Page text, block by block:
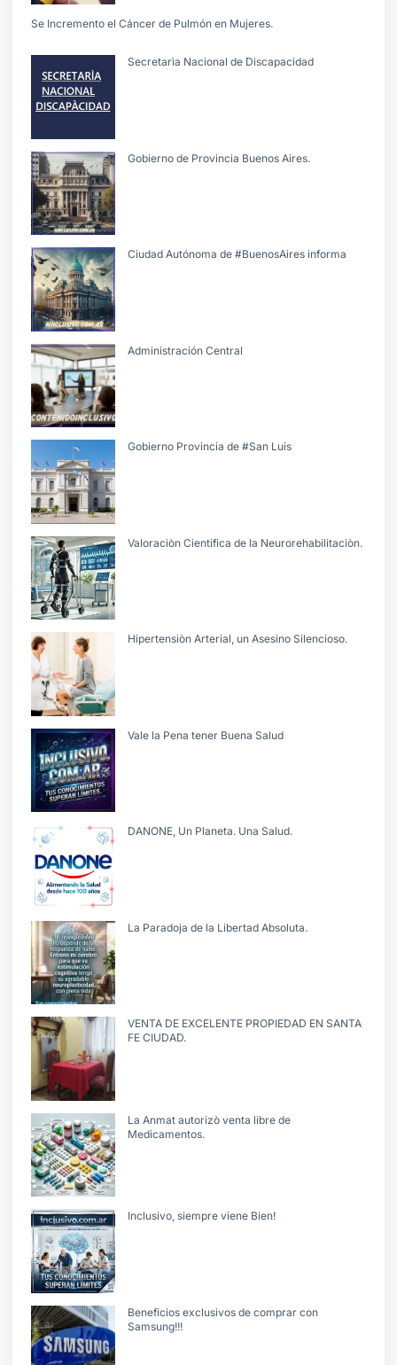
Se Incremento el Cáncer de Pulmón en Mujeres.
Secretarìa Nacional de Discapacidad
Gobierno de Provincia Buenos Aires.
Ciudad Autónoma de #BuenosAires informa
Administración Central
Gobierno Provincia de #San Luis
Valoraciòn Cientifica de la Neurorehabilitaciòn.
Hipertensiòn Arterial, un Asesino Silencioso.
Vale la Pena tener Buena Salud
DANONE, Un Planeta. Una Salud.
La Paradoja de la Libertad Absoluta.
VENTA DE EXCELENTE PROPIEDAD EN SANTA
FE CIUDAD.
La Anmat autorizò venta libre de
Medicamentos.
Inclusivo, siempre viene Bien!
Beneficios exclusivos de comprar con
Samsung!!!